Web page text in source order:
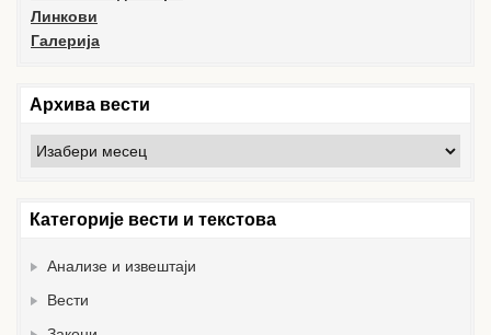
Линкови
Галерија
Архива вести
Архива
вести
Категорије вести и текстова
Анализе и извештаји
Вести